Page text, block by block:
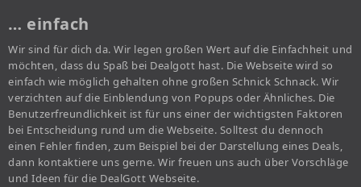
… einfach
Wir sind für dich da. Wir legen großen Wert auf die Einfachheit und
möchten, dass du Spaß bei Dealgott hast. Die Webseite wird so
einfach wie möglich gehalten ohne großen Schnick Schnack. Wir
verzichten auf die Einblendung von Popups oder Ähnliches. Die
Benutzerfreundlichkeit ist für uns einer der wichtigsten Faktoren
bei Entscheidung rund um die Webseite. Solltest du dennoch
einen Fehler finden, zum Beispiel bei der Darstellung eines Deals,
dann kontaktiere uns gerne. Wir freuen uns auch über Vorschläge
und Ideen für die DealGott Webseite.